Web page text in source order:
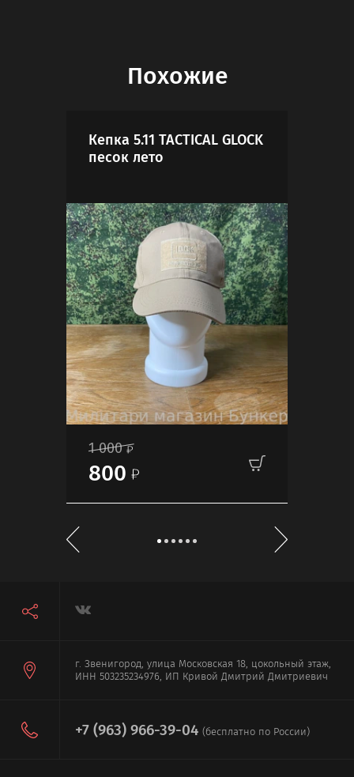
Похожие
Кепка 5.11 TACTICAL GLOCK
песок лето
1 000
800
г. Звенигород, улица Московская 18, цокольный этаж,
ИНН 503235234976, ИП Кривой Дмитрий Дмитриевич
+7 (963) 966-39-04 (бесплатно по России)